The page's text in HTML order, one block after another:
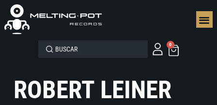
0
ROBERT LEINER